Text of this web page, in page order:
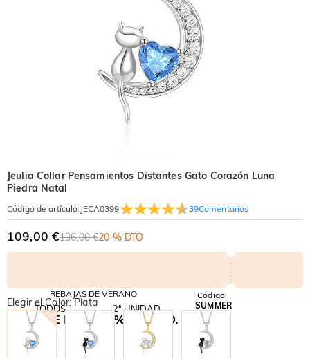
Jeulia Collar Pensamientos Distantes Gato Corazón Luna
Piedra Natal
Código de artículo: JECA0399 39Comentarios
109,00 €136,00 €20 % DTO
REBAJAS DE VERANO
TODOS
10 % DE DTO.
2ª UNIDAD
30 % DE DTO.
Código:
SUMMER
Copiar
Elegir el Color: Plata